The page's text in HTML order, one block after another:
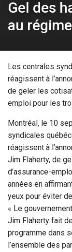
Gel des
au
Les centrales
réagissent à
de geler les
emploi pour les
Montréal, le 10
syndicales
réagissent à
Jim Flaherty, de
d’assurance-
années en
yeux pour éviter
« Le
Jim Flaherty fait
programme dans
l’ensemble des